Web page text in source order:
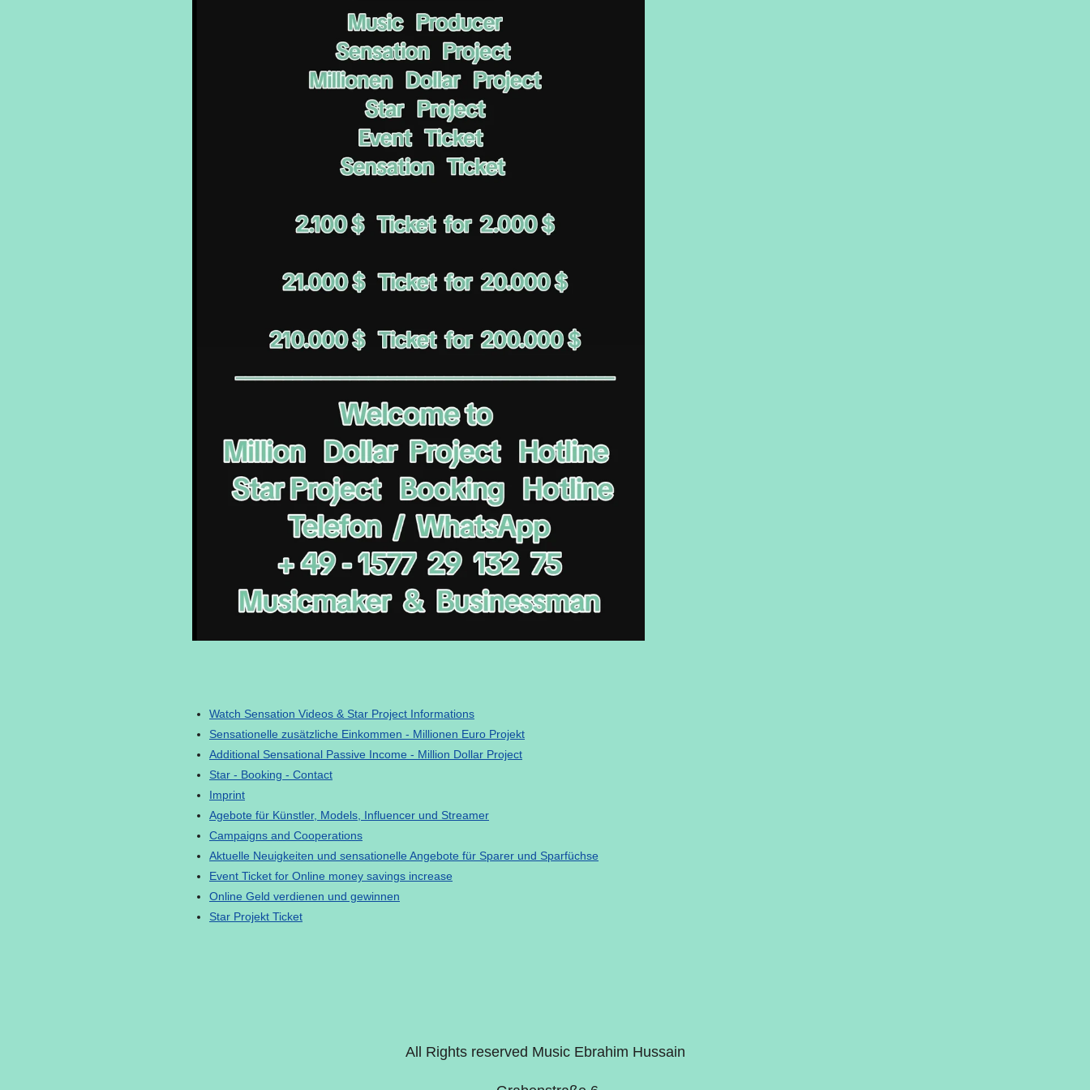
Watch Sensation Videos & Star Project Informations
Sensationelle zusätzliche Einkommen - Millionen Euro Projekt
Additional Sensational Passive Income - Million Dollar Project
Star - Booking - Contact
Imprint
Agebote für Künstler, Models, Influencer und Streamer
Campaigns and Cooperations
Aktuelle Neuigkeiten und sensationelle Angebote für Sparer und Sparfüchse
Event Ticket for Online money savings increase
Online Geld verdienen und gewinnen
Star Projekt Ticket
All Rights reserved Music Ebrahim Hussain